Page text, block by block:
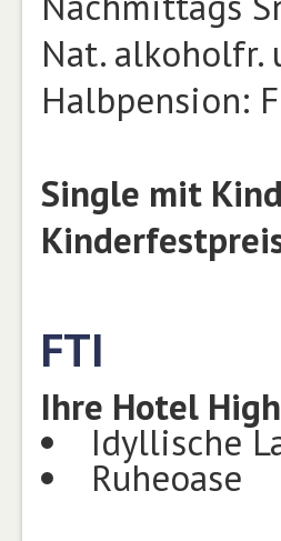
Nat. alkoholfr.
Halbpension:
Single mit
FTI
Ihre Hotel
Idyllische
Ruheoase